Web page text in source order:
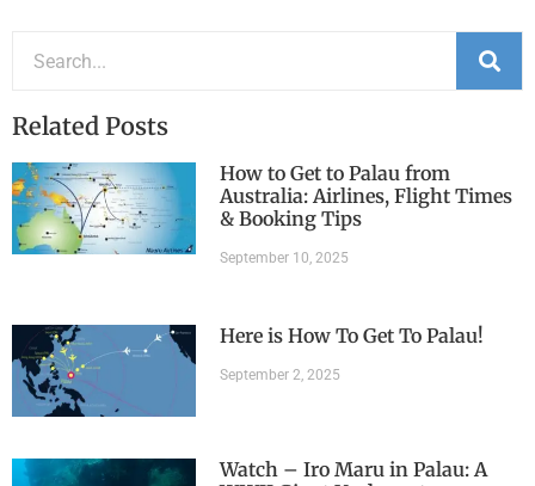
Related Posts
How to Get to Palau from
Australia: Airlines, Flight Times
& Booking Tips
September 10, 2025
Here is How To Get To Palau!
September 2, 2025
Watch – Iro Maru in Palau: A